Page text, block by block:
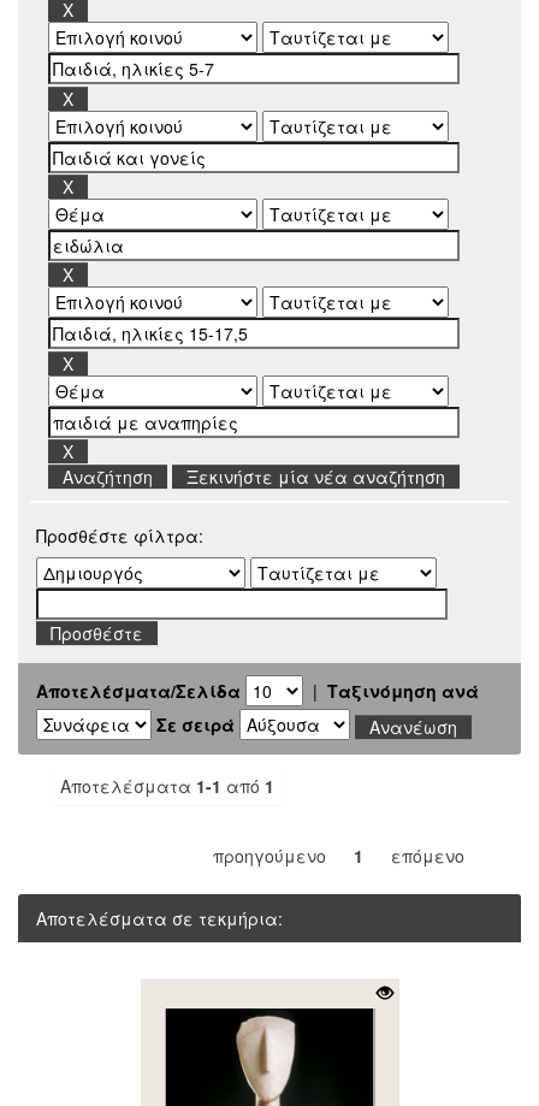
Ξεκινήστε μία νέα αναζήτηση
Προσθέστε φίλτρα:
Αποτελέσματα/Σελίδα | Ταξινόμηση ανά
Σε σειρά
Αποτελέσματα 1-1 από 1
προηγούμενο 1 επόμενο
Αποτελέσματα σε τεκμήρια: